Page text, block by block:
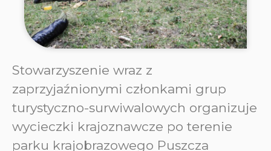
Stowarzyszenie wraz z
zaprzyjaźnionymi członkami grup
turystyczno-surwiwalowych organizuje
wycieczki krajoznawcze po terenie
parku krajobrazowego Puszcza